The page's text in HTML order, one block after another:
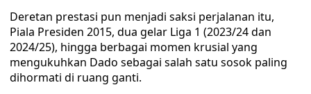
Deretan prestasi pun menjadi saksi perjalanan itu,
Piala Presiden 2015, dua gelar Liga 1 (2023/24 dan
2024/25), hingga berbagai momen krusial yang
mengukuhkan Dado sebagai salah satu sosok paling
dihormati di ruang ganti.